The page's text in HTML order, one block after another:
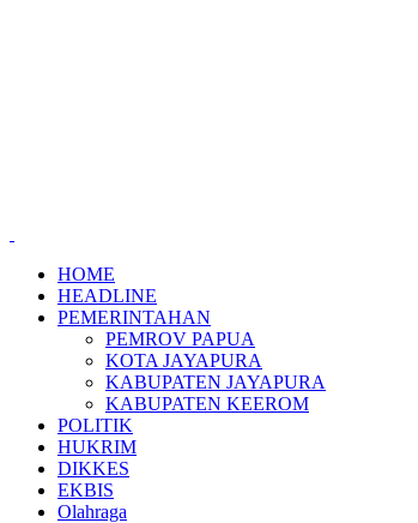
HOME
HEADLINE
PEMERINTAHAN
PEMROV PAPUA
KOTA JAYAPURA
KABUPATEN JAYAPURA
KABUPATEN KEEROM
POLITIK
HUKRIM
DIKKES
EKBIS
Olahraga